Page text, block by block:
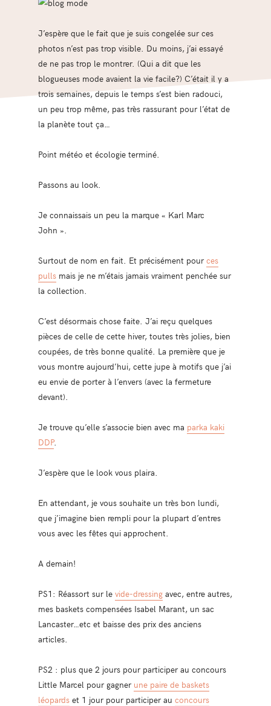
J’espère que le fait que je suis congelée sur ces
photos n’est pas trop visible. Du moins, j’ai essayé
de ne pas trop le montrer. (Qui a dit que les
blogueuses mode avaient la vie facile?) C’était il y a
trois semaines, depuis le temps s’est bien radouci,
un peu trop même, pas très rassurant pour l’état de
la planète tout ça…
Point météo et écologie terminé.
Passons au look.
Je connaissais un peu la marque « Karl Marc
John ».
Surtout de nom en fait. Et précisément pour ces
pullsmais je ne m’étais jamais vraiment penchée sur
la collection.
C’est désormais chose faite. J’ai reçu quelques
pièces de celle de cette hiver, toutes très jolies, bien
coupées, de très bonne qualité. La première que je
vous montre aujourd’hui, cette jupe à motifs que j’ai
eu envie de porter à l’envers (avec la fermeture
devant).
Je trouve qu’elle s’associe bien avec ma parka kaki
DDP.
J’espère que le look vous plaira.
En attendant, je vous souhaite un très bon lundi,
que j’imagine bien rempli pour la plupart d’entres
vous avec les fêtes qui approchent.
A demain!
PS1: Réassort sur le vide-dressingavec, entre autres,
mes baskets compensées Isabel Marant, un sac
Lancaster…etc et baisse des prix des anciens
articles.
PS2 : plus que 2 jours pour participer au concours
Little Marcel pour gagner une paire de baskets
léopardset 1 jour pour participer au concours